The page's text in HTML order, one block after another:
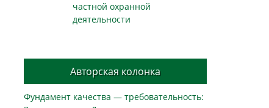
частной охранной
деятельности
Авторская колонка
Фундамент качества — требовательность: